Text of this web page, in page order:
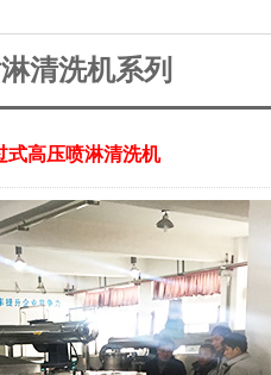
清洗机系列
式高压喷淋清洗机